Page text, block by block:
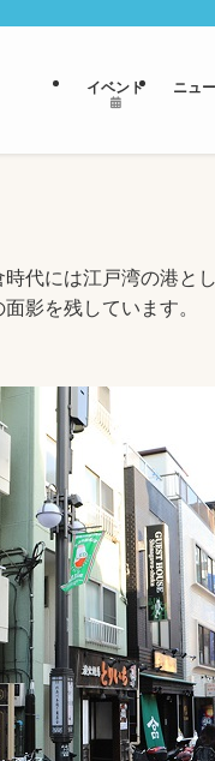
イベント ニュ
代には江戸湾の港と
影を残しています。